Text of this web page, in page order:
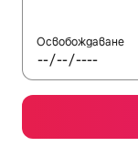
Освобождаване